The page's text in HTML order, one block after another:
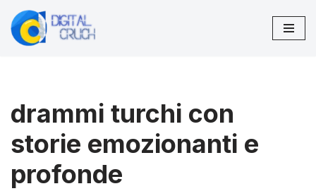
Vai
drammi turchi con
storie emozionanti e
profonde